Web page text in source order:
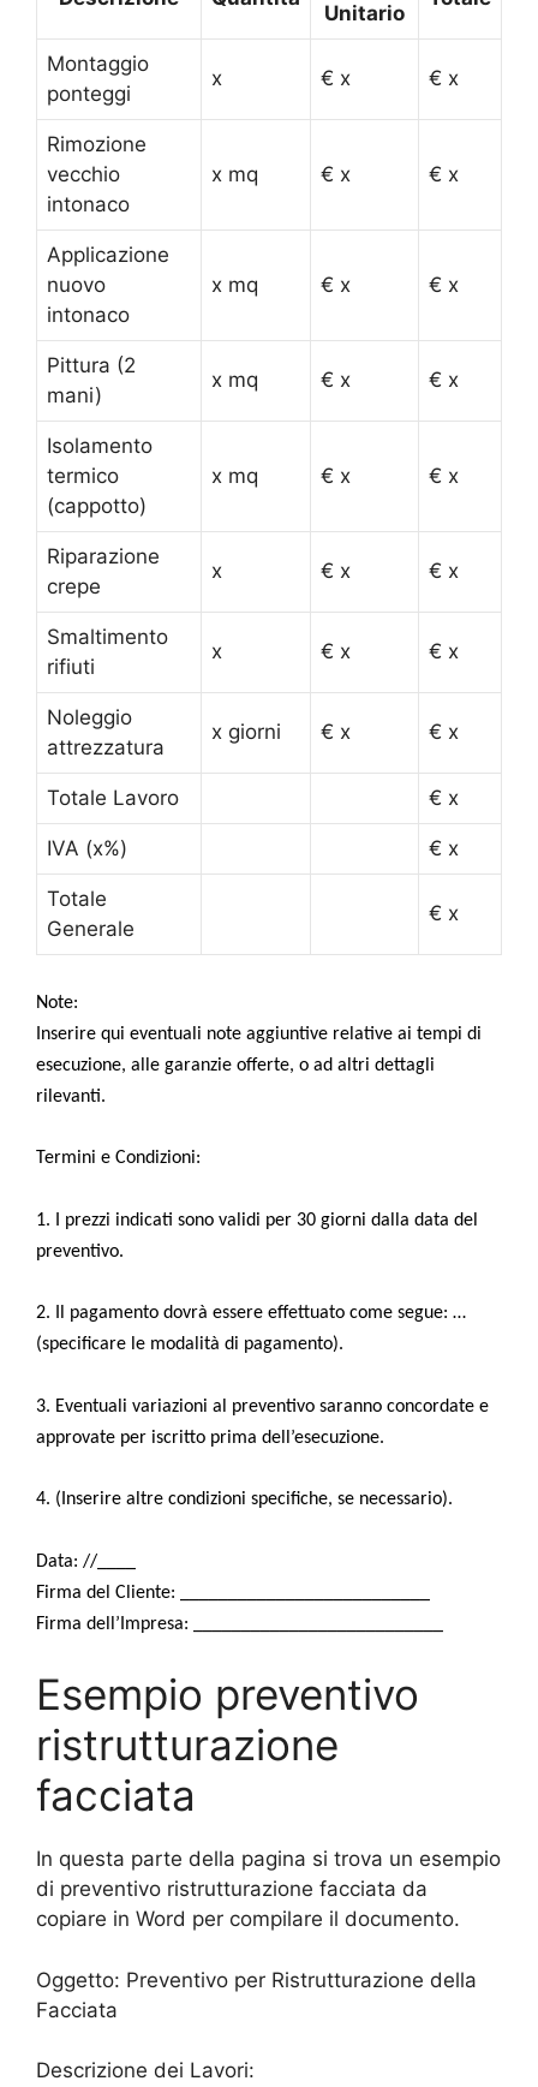
Unitario
Montaggio
ponteggi
x € x € x
Rimozione
vecchio
intonaco
x mq € x € x
Applicazione
nuovo
intonaco
x mq € x € x
Pittura (2
mani)
x mq € x € x
Isolamento
termico
(cappotto)
x mq € x € x
Riparazione
crepe
x € x € x
Smaltimento
rifiuti
x € x € x
Noleggio
attrezzatura
x giorni € x € x
Totale Lavoro € x
IVA (x%) € x
Totale
Generale
€ x
Note:
Inserire qui eventuali note aggiuntive relative ai tempi di
esecuzione, alle garanzie offerte, o ad altri dettagli
rilevanti.
Termini e Condizioni:
1. I prezzi indicati sono validi per 30 giorni dalla data del
preventivo.
2. Il pagamento dovrà essere effettuato come segue: …
(specificare le modalità di pagamento).
3. Eventuali variazioni al preventivo saranno concordate e
approvate per iscritto prima dell’esecuzione.
4. (Inserire altre condizioni specifiche, se necessario).
Data: //____
Firma del Cliente: __________________________
Firma dell’Impresa: __________________________
Esempio preventivo
ristrutturazione
facciata
In questa parte della pagina si trova un esempio
di preventivo ristrutturazione facciata da
copiare in Word per compilare il documento.
Oggetto: Preventivo per Ristrutturazione della
Facciata
Descrizione dei Lavori: